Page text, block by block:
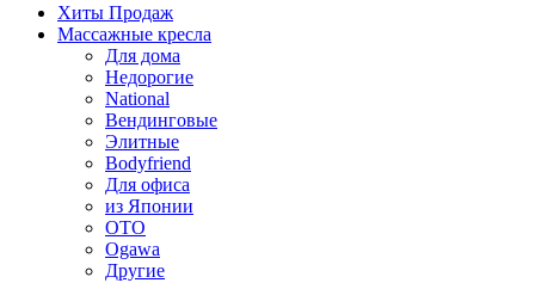
Хиты Продаж
Массажные кресла
Для дома
Недорогие
National
Вендинговые
Элитные
Bodyfriend
Для офиса
из Японии
OTO
Ogawa
Другие